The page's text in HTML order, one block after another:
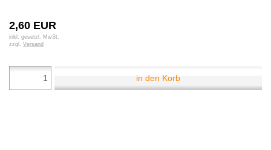
2,60 EUR
inkl. gesetzl. MwSt.
zzgl. Versand
in den Korb